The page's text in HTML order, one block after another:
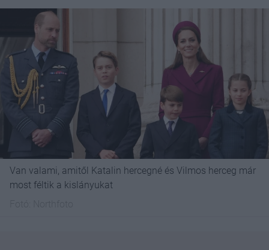
Van valami, amitől Katalin hercegné és Vilmos herceg már
most féltik a kislányukat